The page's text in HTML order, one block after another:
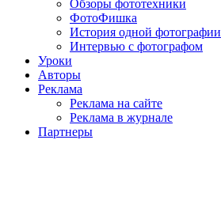
Обзоры фототехники
ФотоФишка
История одной фотографии
Интервью с фотографом
Уроки
Авторы
Реклама
Реклама на сайте
Реклама в журнале
Партнеры